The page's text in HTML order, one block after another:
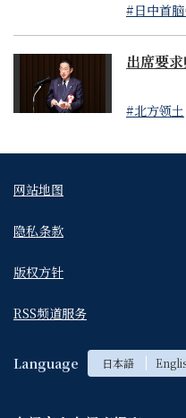
#日中首
出席要
#北方领土
网站地图
隐私条款
版权方针
RSS频道服务
Language 日本語